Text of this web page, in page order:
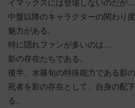
イマックスには登場しないのだが…
中盤以降のキャラクターの関わり
魅力がある。
特に隠れファンが多いのは…
影の存在たちである。
後半、水篠旬の特殊能力である影の
死者を影の存在として、自身の配
る。